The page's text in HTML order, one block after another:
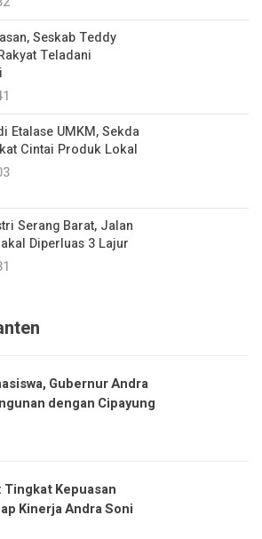
Seskab Teddy
Teladani
Etalase UMKM, Sekda
Cintai Produk Lokal
Serang Barat, Jalan
Diperluas 3 Lajur
Gubernur Andra
dengan Cipayung
Tingkat Kepuasan
Kinerja Andra Soni